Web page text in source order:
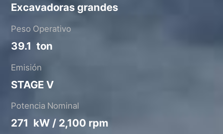
Excavadoras grandes
Peso Operativo
39.1 ton
Emisión
STAGE V
Potencia Nominal
271 kW / 2,100 rpm